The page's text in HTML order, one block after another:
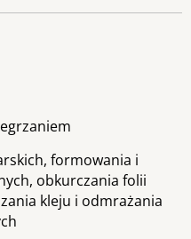
formowania i
obkurczania folii
kleju i odmrażania